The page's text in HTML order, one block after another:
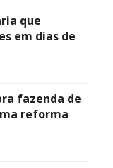
que
em dias de
fazenda de
reforma